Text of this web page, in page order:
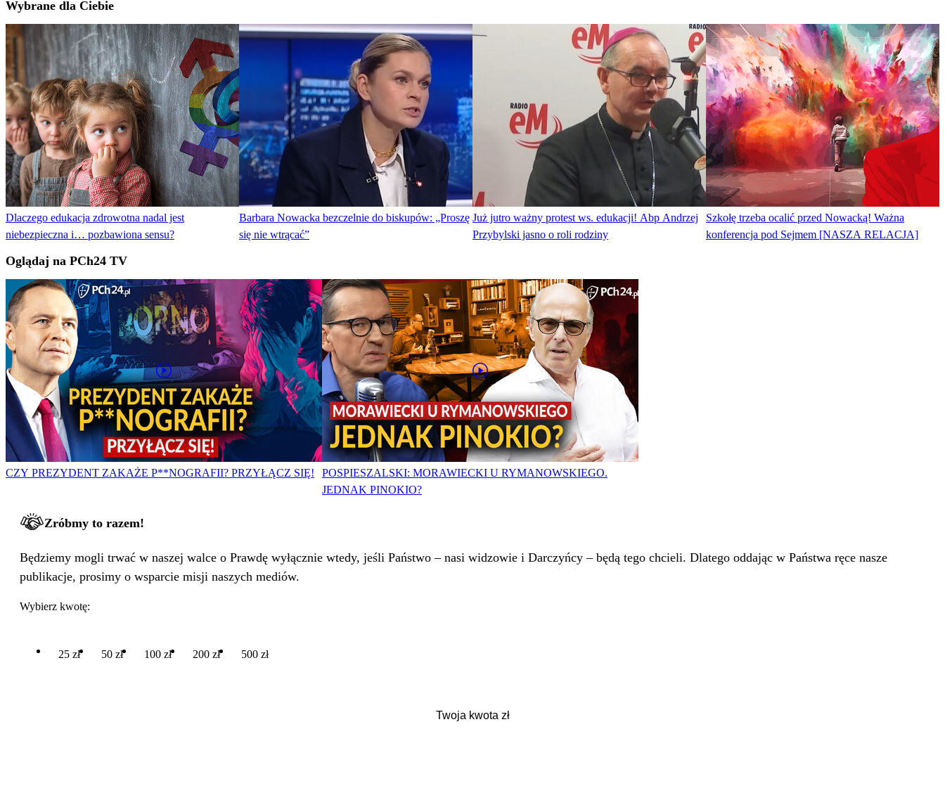
Wybrane dla Ciebie
Dlaczego edukacja zdrowotna nadal jest
niebezpieczna i… pozbawiona sensu?
Barbara Nowacka bezczelnie do biskupów: „Proszę
się nie wtrącać”
Już jutro ważny protest ws. edukacji! Abp Andrzej
Przybylski jasno o roli rodziny
Szkołę trzeba ocalić przed Nowacką! Ważna
konferencja pod Sejmem [NASZA RELACJA]
Oglądaj na PCh24 TV
CZY PREZYDENT ZAKAŻE P**NOGRAFII? PRZYŁĄCZ SIĘ!
POSPIESZALSKI: MORAWIECKI U RYMANOWSKIEGO.
JEDNAK PINOKIO?
Zróbmy to razem!
Będziemy mogli trwać w naszej walce o Prawdę wyłącznie wtedy, jeśli Państwo – nasi widzowie i Darczyńcy – będą tego chcieli. Dlatego oddając w Państwa ręce nasze
publikacje, prosimy o wsparcie misji naszych mediów.
Wybierz kwotę:
25 zł 50 zł 100 zł 200 zł 500 zł